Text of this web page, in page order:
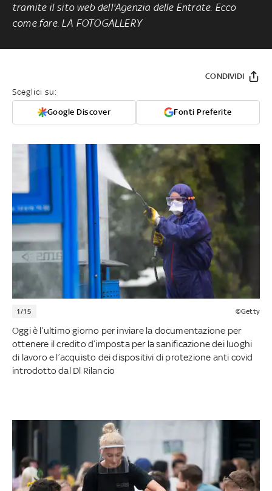
tramite il sito web dell'Agenzia delle Entrate. Ecco
come fare. LA FOTOGALLERY
Sceglici su:
Google Discover Fonti Preferite
CONDIVIDI
1/15 ©Getty
Oggi è l’ultimo giorno per inviare la documentazione per
ottenere il credito d’imposta per la sanificazione dei luoghi
di lavoro e l’acquisto dei dispositivi di protezione anti covid
introdotto dal Dl Rilancio